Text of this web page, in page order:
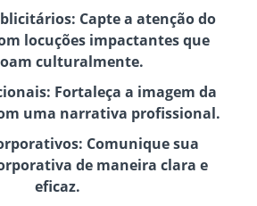
Capte a atenção do
locuções impactantes que
culturalmente.
Fortaleça a imagem da
uma narrativa profissional.
Comunique sua
de maneira clara e
eficaz.